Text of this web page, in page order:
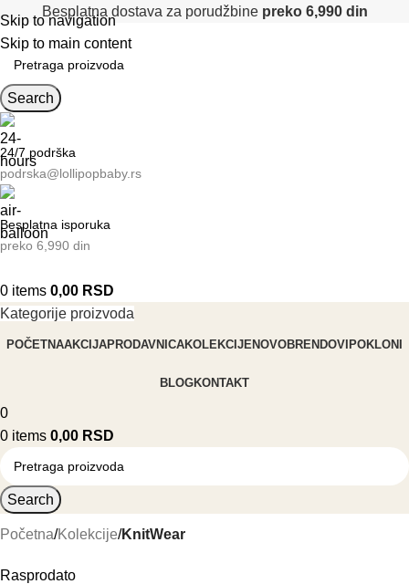
Skip to navigation
Skip to main content
Besplatna dostava za porudžbine preko 6,990 din
Search
24/7 podrška
podrska@lollipopbaby.rs
Besplatna isporuka
preko 6,990 din
0 items 0,00 RSD
Kategorije proizvoda
POČETNAAKCIJAPRODAVNICAKOLEKCIJENOVOBRENDOVIPOKLONI
BLOGKONTAKT
0
0 items 0,00 RSD
Search
Početna Kolekcije KnitWear
Rasprodato